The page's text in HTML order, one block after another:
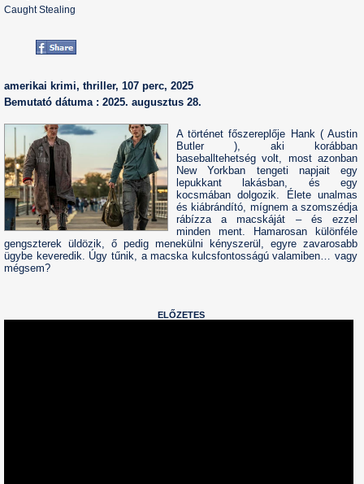
Caught Stealing
amerikai krimi, thriller, 107 perc, 2025
Bemutató dátuma : 2025. augusztus 28.
A történet főszereplője Hank ( Austin
Butler ), aki korábban
baseballtehetség volt, most azonban
New Yorkban tengeti napjait egy
lepukkant lakásban, és egy
kocsmában dolgozik. Élete unalmas
és kiábrándító, mígnem a szomszédja
rábízza a macskáját – és ezzel
minden ment. Hamarosan különféle
gengszterek üldözik, ő pedig menekülni kényszerül, egyre zavarosabb
ügybe keveredik. Úgy tűnik, a macska kulcsfontosságú valamiben… vagy
mégsem?
ELŐZETES